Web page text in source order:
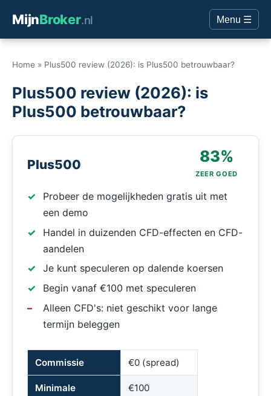
MijnBroker.nl Menu ☰
Home » Plus500 review (2026): is Plus500 betrouwbaar?
Plus500 review (2026): is
Plus500 betrouwbaar?
Plus500 83%
ZEER GOED
Probeer de mogelijkheden gratis uit met
een demo
Handel in duizenden CFD-effecten en CFD-
aandelen
Je kunt speculeren op dalende koersen
Begin vanaf €100 met speculeren
Alleen CFD's: niet geschikt voor lange
termijn beleggen
Commissie €0 (spread)
Minimale
€100